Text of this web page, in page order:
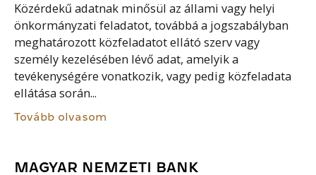
Közérdekű adatnak minősül az állami vagy helyi
önkormányzati feladatot, továbbá a jogszabályban
meghatározott közfeladatot ellátó szerv vagy
személy kezelésében lévő adat, amelyik a
tevékenységére vonatkozik, vagy pedig közfeladata
ellátása során...
Tovább olvasom
MAGYAR NEMZETI BANK